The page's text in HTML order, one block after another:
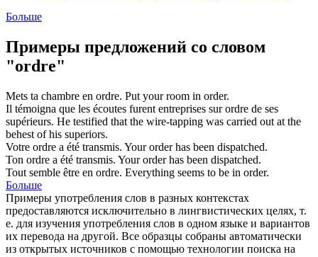
Больше
Примеры предложений со словом
"ordre"
Mets ta chambre en ordre. Put your room in order.
Il témoigna que les écoutes furent entreprises surordre de ses
supérieurs. He testified that the wire-tapping was carried out at the
behest of his superiors.
Votre ordre a été transmis. Yourorderhas been dispatched.
Ton ordre a été transmis. Yourorderhas been dispatched.
Tout semble être en ordre. Everything seems to be in order.
Больше
Примеры употребления слов в разных контекстах
предоставляются исключительно в лингвистических целях, т.
е. для изучения употребления слов в одном языке и вариантов
их перевода на другой. Все образцы собраны автоматически
из открытых источников с помощью технологии поиска на